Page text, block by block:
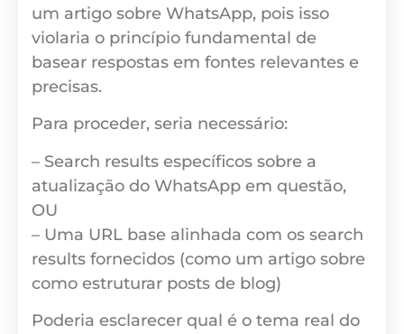
um artigo sobre WhatsApp, pois isso
violaria o princípio fundamental de
basear respostas em fontes relevantes e
precisas.
Para proceder, seria necessário:
– Search results específicos sobre a
atualização do WhatsApp em questão,
OU
– Uma URL base alinhada com os search
results fornecidos (como um artigo sobre
como estruturar posts de blog)
Poderia esclarecer qual é o tema real do